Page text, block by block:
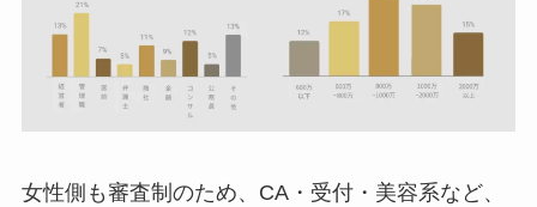
女性側も審査制のため、CA・受付・美容系など、